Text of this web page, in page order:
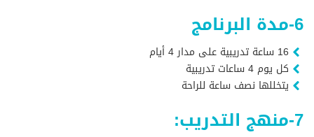
6-مدة البرنامج
16 ساعة تدريبية على مدار 4 أيام
كل يوم 4 ساعات تدريبية
يتخللها نصف ساعة للراحة
7-منهج التدريب: